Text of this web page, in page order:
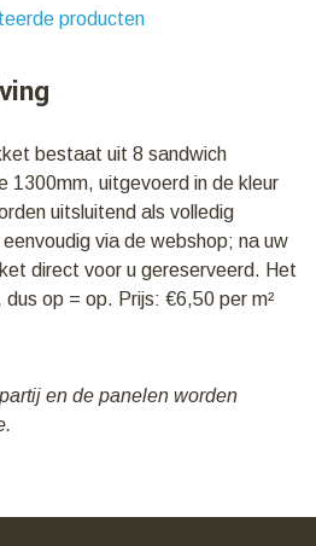
producten
bestaat uit 8 sandwich
1300mm, uitgevoerd in de kleur
uitsluitend als volledig
via de webshop; na uw
direct voor u gereserveerd. Het
op = op. Prijs: €6,50 per m²
en de panelen worden